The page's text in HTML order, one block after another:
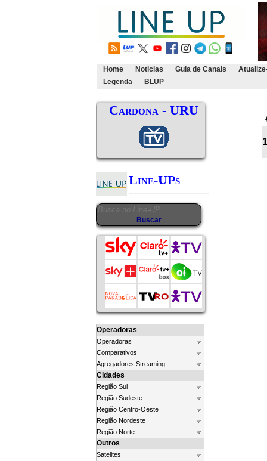
Home Noticias Guia de Canais
Legenda
BLUP
Cardona - URU
Line-UPs
Operadoras
Operadoras
Comparativos
Agregadores Streaming
Cidades
Região Sul
Região Sudeste
Região Centro-Oeste
Região Nordeste
Região Norte
Outros
Satelites